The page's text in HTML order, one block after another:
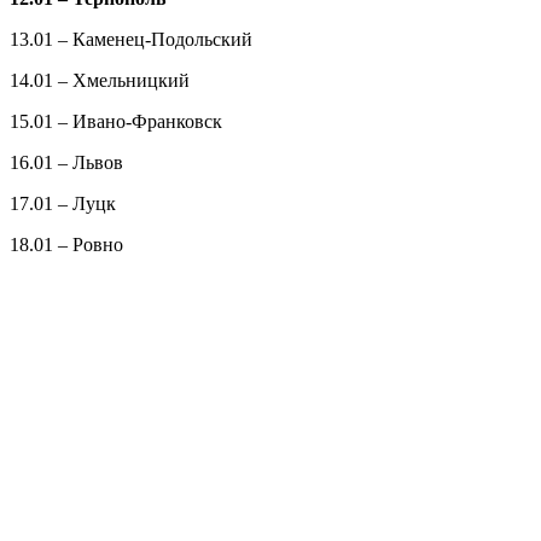
13.01 – Каменец-Подольский
14.01 – Хмельницкий
15.01 – Ивано-Франковск
16.01 – Львов
17.01 – Луцк
18.01 – Ровно